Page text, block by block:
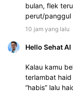
bulan, flek
perut/panggul
atau keluhan
10 jam yang lalu
Hello Sehat AI
Kalau kamu
terlambat
“habis” lalu